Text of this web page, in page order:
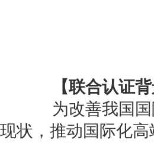
【联合认证背
为改善我国国
现状，推动国际化